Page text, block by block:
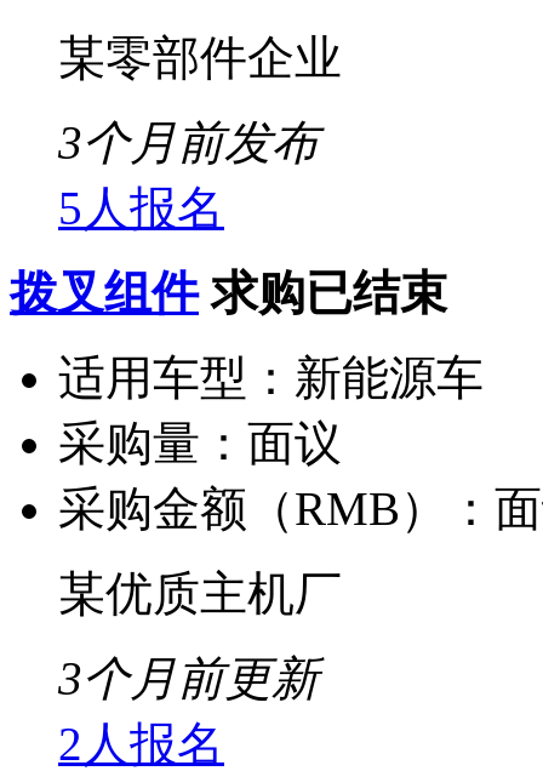
某零部件企业
3个月前发布
5人报名
拨叉组件 求购已结束
适用车型： 新能源车
采购量： 面议
采购金额（RMB）：
某优质主机厂
3个月前更新
2人报名